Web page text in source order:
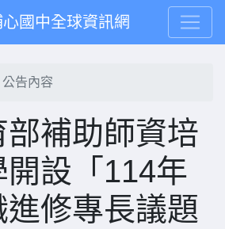
國中全球資訊網
公告內容
部補助師資培
設「114年
修專長議題